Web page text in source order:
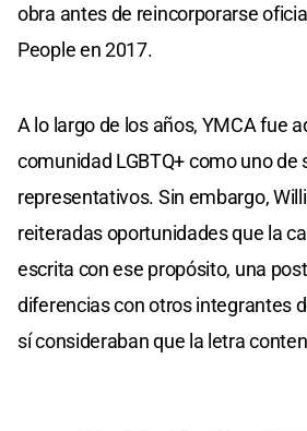
obra antes de reincorporarse
People en 2017.
A lo largo de los años, YMCA fue
comunidad LGBTQ+ como uno de
representativos. Sin embargo,
reiteradas oportunidades que la
escrita con ese propósito, una
diferencias con otros integrantes
sí consideraban que la letra